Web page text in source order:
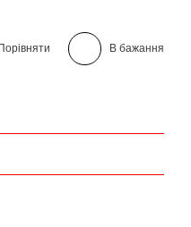
В бажання